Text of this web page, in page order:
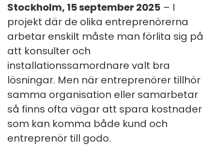
Stockholm, 15 september 2025 – I
projekt där de olika entreprenörerna
arbetar enskilt måste man förlita sig på
att konsulter och
installationssamordnare valt bra
lösningar. Men när entreprenörer tillhör
samma organisation eller samarbetar
så finns ofta vägar att spara kostnader
som kan komma både kund och
entreprenör till godo.